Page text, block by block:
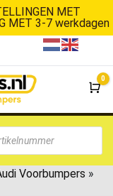
MET
MET 3-7 werkdagen
0
Voorbumpers »